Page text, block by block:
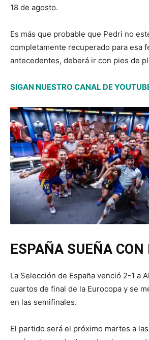
18 de agosto.
Es más que probable que Pedri no
completamente recuperado para esa
antecedentes, deberá ir con pies de
SIGAN NUESTRO CANAL DE
ESPAÑA SUEÑA CON
La Selección de España venció 2-1 a
cuartos de final de la Eurocopa y se
en las semifinales.
El partido será el próximo martes a